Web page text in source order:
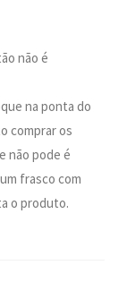
não é
na ponta do
comprar os
não pode é
frasco com
o produto.